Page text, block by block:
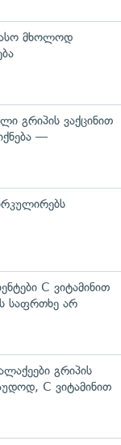
მხოლოდ
გრიპის ვაქცინით
—
C ვიტამინით
საფრთხე არ
გრიპის
C ვიტამინით